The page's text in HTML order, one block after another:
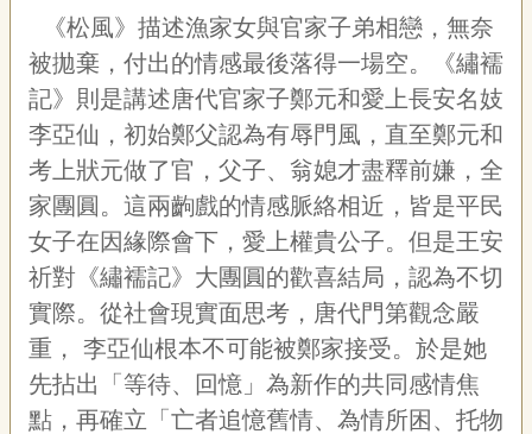
《松風》描述漁家女與官家子弟相戀，無奈
被拋棄，付出的情感最後落得一場空。《繡襦
記》則是講述唐代官家子鄭元和愛上長安名妓
李亞仙，初始鄭父認為有辱門風，直至鄭元和
考上狀元做了官，父子、翁媳才盡釋前嫌，全
家團圓。這兩齣戲的情感脈絡相近，皆是平民
女子在因緣際會下，愛上權貴公子。但是王安
祈對《繡襦記》大團圓的歡喜結局，認為不切
實際。從社會現實面思考，唐代門第觀念嚴
重，
李亞仙根本不可能被鄭家接受。於是她
先拈出「等待、回憶」為新作的共同感情焦
點，再確立「亡者追憶舊情、為情所困、托物